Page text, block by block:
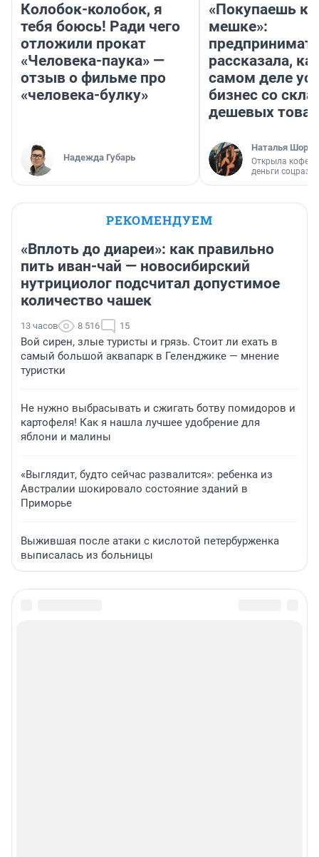
Колобок-колобок, я
тебя боюсь! Ради чего
отложили прокат
«Человека-паука» —
отзыв о фильме про
«человека-булку»
Надежда Губарь
«Покупаешь
мешке»:
рассказала,
самом деле
бизнес со
дешевых
Наталья
Открыла
деньги
РЕКОМЕНДУЕМ
«Вплоть до диареи»: как правильно
пить иван-чай — новосибирский
нутрициолог подсчитал допустимое
количество чашек
13 часов 8 516 15
Вой сирен, злые туристы и грязь. Стоит ли ехать в
самый большой аквапарк в Геленджике — мнение
туристки
Не нужно выбрасывать и сжигать ботву помидоров и
картофеля! Как я нашла лучшее удобрение для
яблони и малины
«Выглядит, будто сейчас развалится»: ребенка из
Австралии шокировало состояние зданий в
Приморье
Выжившая после атаки с кислотой петербурженка
выписалась из больницы